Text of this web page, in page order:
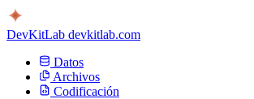
DevKitLab devkitlab.com
Datos
Archivos
Codificación